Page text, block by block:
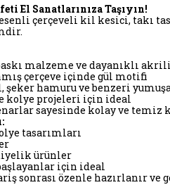
El Sanatlarınıza Taşıyın!
çerçeveli kil kesici, takı
malzeme ve dayanıklı
çerçeve içinde gül motifi
şeker hamuru ve benzeri
kolye projeleri için ideal
sayesinde kolay ve temiz
tasarımları
ürünler
için ideal
sonrası özenle hazırlanır ve